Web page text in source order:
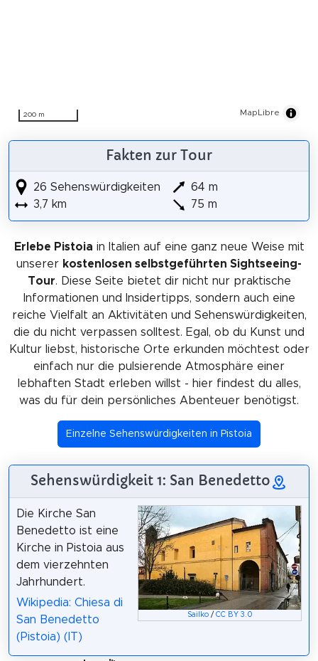
200 m MapLibre
Fakten zur Tour
26 Sehenswürdigkeiten
3,7 km
64 m
75 m
Erlebe Pistoia in Italien auf eine ganz neue Weise mit
unserer kostenlosen selbstgeführten Sightseeing-
Tour. Diese Seite bietet dir nicht nur praktische
Informationen und Insidertipps, sondern auch eine
reiche Vielfalt an Aktivitäten und Sehenswürdigkeiten,
die du nicht verpassen solltest. Egal, ob du Kunst und
Kultur liebst, historische Orte erkunden möchtest oder
einfach nur die pulsierende Atmosphäre einer
lebhaften Stadt erleben willst - hier findest du alles,
was du für dein persönliches Abenteuer benötigst.
Einzelne Sehenswürdigkeiten in Pistoia
Sehenswürdigkeit 1: San Benedetto
Sailko/ CC BY 3.0
Die Kirche San
Benedetto ist eine
Kirche in Pistoia aus
dem vierzehnten
Jahrhundert.
Wikipedia: Chiesa di
San Benedetto
(Pistoia) (IT)